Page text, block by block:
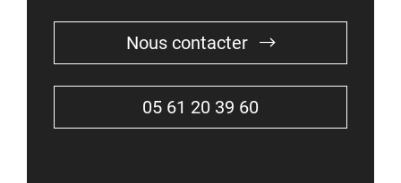
Nous contacter
05 61 20 39 60